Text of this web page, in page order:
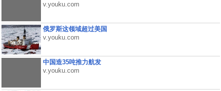
v.youku.com
俄罗斯这领域超过美国
v.youku.com
中国造35吨推力航发
v.youku.com